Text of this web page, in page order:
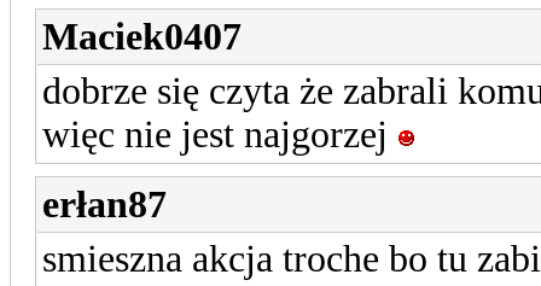
Maciek0407
dobrze się czyta że zabrali
więc nie jest najgorzej
erłan87
smieszna akcja troche bo tu